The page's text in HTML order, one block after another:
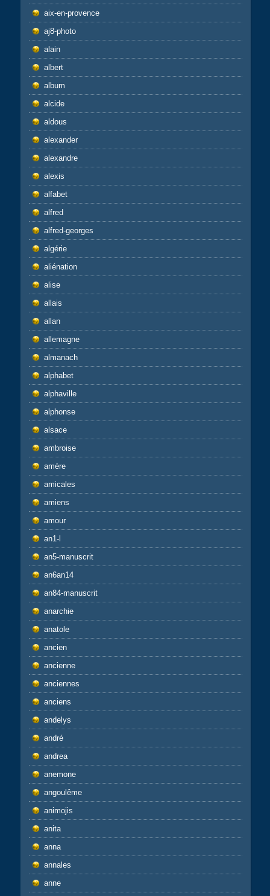
aix-en-provence
aj8-photo
alain
albert
album
alcide
aldous
alexander
alexandre
alexis
alfabet
alfred
alfred-georges
algérie
aliénation
alise
allais
allan
allemagne
almanach
alphabet
alphaville
alphonse
alsace
ambroise
amère
amicales
amiens
amour
an1-l
an5-manuscrit
an6an14
an84-manuscrit
anarchie
anatole
ancien
ancienne
anciennes
anciens
andelys
andré
andrea
anemone
angoulême
animojis
anita
anna
annales
anne